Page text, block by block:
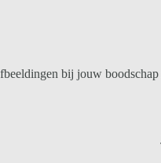
bij jouw